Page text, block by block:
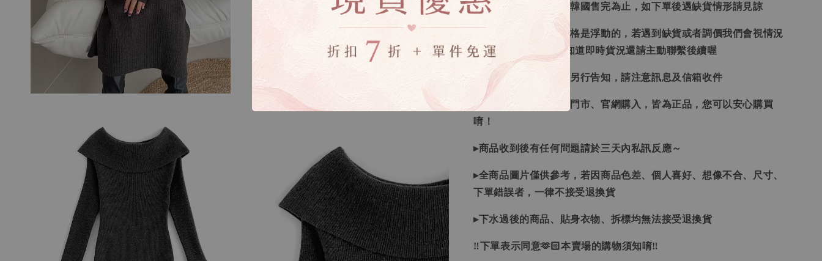
▸所有商品皆以日本、韓國售完為止，如下單後遇缺貨情形請見諒
▸因日本商品貨況和價格是浮動的，若遇到缺貨或者調價我們會視情況
等待下單，若您想要知道即時貨況還請主動聯繫後續喔
▸如遇缺斷貨情形會再另行告知，請注意訊息及信箱收件
▸商品皆由日本、韓國門市、官網購入，皆為正品，您可以安心購買
唷！
▸商品收到後有任何問題請於三天內私訊反應～
▸全商品圖片僅供參考，若因商品色差、個人喜好、想像不合、尺寸、
下單錯誤者，一律不接受退換貨
▸下水過後的商品、貼身衣物、拆標均無法接受退換貨
‼下單表示同意🫶🏻本賣場的購物須知唷‼